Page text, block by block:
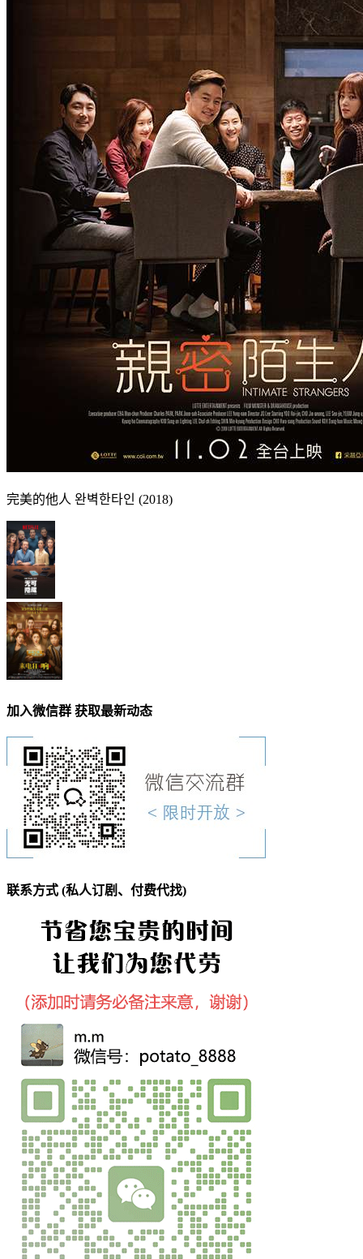
完美的他人 완벽한타인 (2018)
加入微信群 获取最新动态
联系方式 (私人订剧、付费代找)